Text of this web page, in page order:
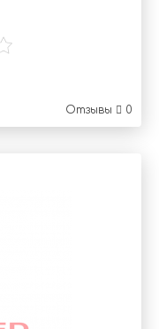
Отзывы 0